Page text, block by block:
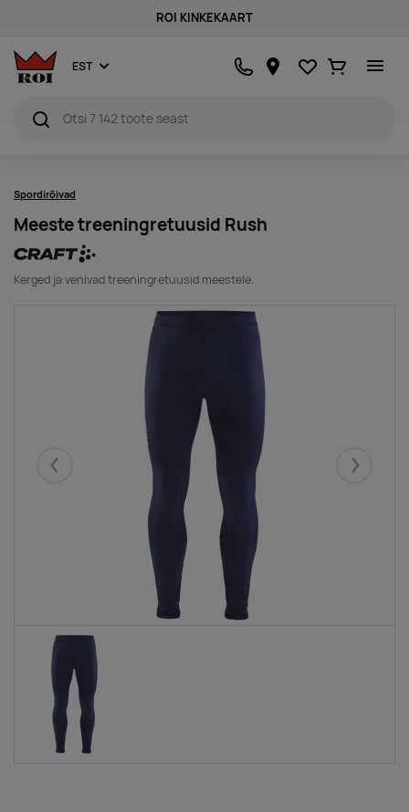
ROI KINKEKAART
EST Lemmikud
Ostukorv
Spordirõivad
Meeste treeningretuusid Rush
Kerged ja venivad treeningretuusid meestele.
Eelmised